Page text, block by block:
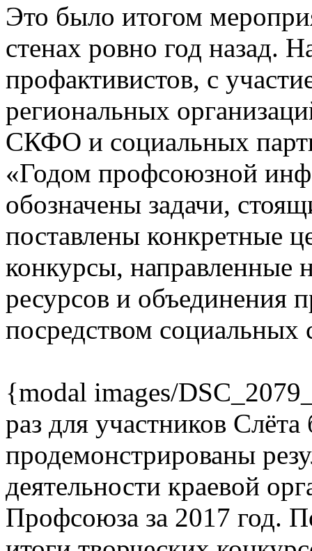
Это было итогом
стенах ровно год назад.
профактивистов, с
региональных
СКФО и социальных
«Годом профсоюзной
обозначены задачи,
поставлены конкретные
конкурсы, направленные
ресурсов и объединения
посредством социальных
{modal images/
раз для участников
продемонстрированы
деятельности краевой
Профсоюза за 2017 год.